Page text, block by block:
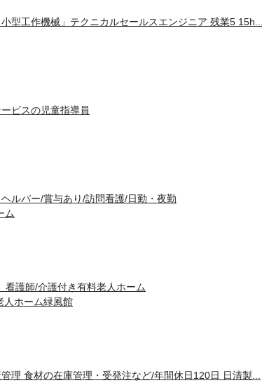
型工作機械」テクニカルセールスエンジニア 残業5 15h...
ビスの児童指導員
ルパー/賞与あり/訪問看護/日勤・夜勤
ム
看護師/介護付き有料老人ホーム
人ホーム緑風館
理 食材の在庫管理・受発注など/年間休日120日 日清製...